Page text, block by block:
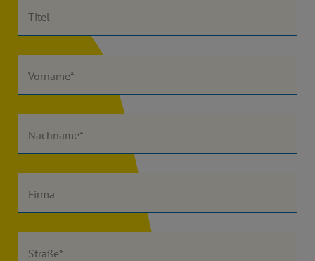
Titel
Vorname*
Nachname*
Firma
Straße*